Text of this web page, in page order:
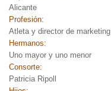
Alicante
Profesión:
Atleta y director de marketing
Hermanos:
Uno mayor y uno menor
Consorte:
Patricia Ripoll